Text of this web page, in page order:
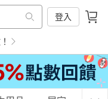
登入